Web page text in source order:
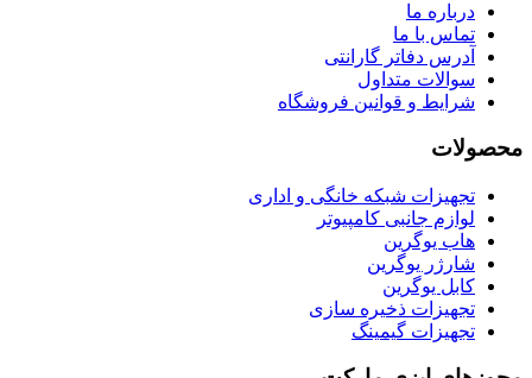
درباره ما
تماس با ما
آدرس دفاتر گارانتی
سوالات متداول
شرایط و قوانین فروشگاه
محصولات
تجهیزات شبکه خانگی و اداری
لوازم جانبی کامپیوتر
هاب یوگرین
شارژر یوگرین
کابل یوگرین
تجهیزات ذخیره سازی
تجهیزات گیمینگ